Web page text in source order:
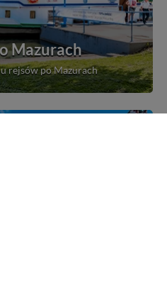
Mazurach
rejsów po Mazurach